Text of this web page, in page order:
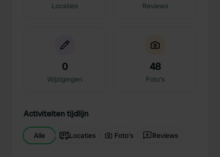
Locaties Reviews
0
Wijzigingen
48
Foto's
Activiteiten tijdlijn
Alle Locaties Foto's Reviews